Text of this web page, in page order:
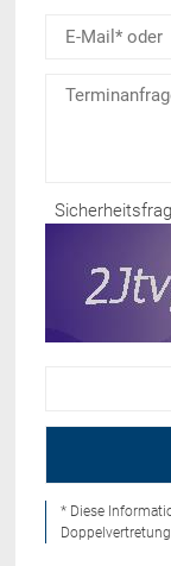
* Diese